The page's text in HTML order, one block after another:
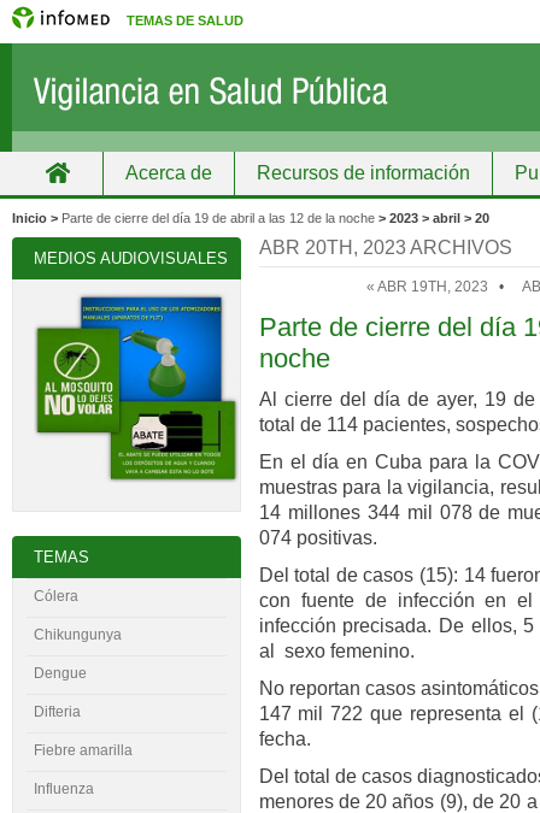
TEMAS DE SALUD
Acerca de Recursos de información
Grupos Recursos de información
Inicio > Parte de cierre del día 19 de abril a las 12 de la noche > 2023 > abril > 20
ABR 20TH, 2023 ARCHIVOS
« ABR 19TH, 2023 •
Parte de cierre del día
noche
Al cierre del día de ayer, 19
total de 114 pacientes,
En el día en Cuba para la
muestras para la vigilancia,
14 millones 344 mil 078 de
074 positivas.
Del total de casos (15): 14
con fuente de infección en
infección precisada. De ellos,
al sexo femenino.
No reportan casos
147 mil 722 que representa el
fecha.
Del total de casos
menores de 20 años (9), de 20
MEDIOS AUDIOVISUALES
TEMAS
Cólera
Chikungunya
Dengue
Difteria
Fiebre amarilla
Influenza